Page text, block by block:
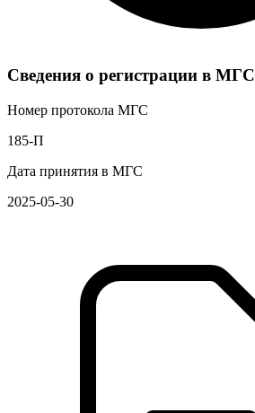
Сведения о регистрации в МГС
Номер протокола МГС
185-П
Дата принятия в МГС
2025-05-30